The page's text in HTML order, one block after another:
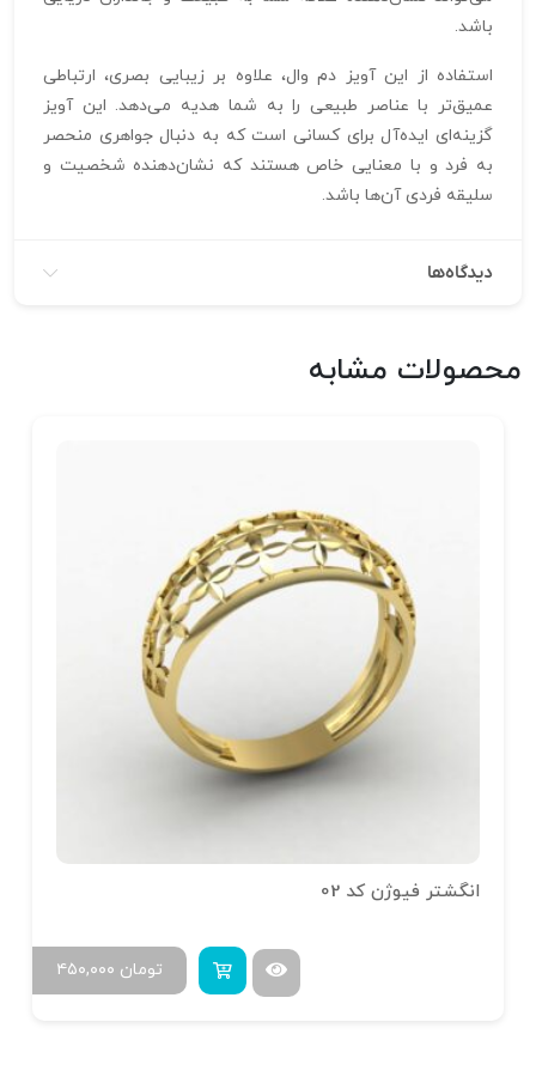
باشد.
استفاده از این آویز دم وال، علاوه بر زیبایی بصری، ارتباطی
عمیق‌تر با عناصر طبیعی را به شما هدیه می‌دهد. این آویز
گزینه‌ای ایده‌آل برای کسانی است که به دنبال جواهری منحصر
به فرد و با معنایی خاص هستند که نشان‌دهنده شخصیت و
سلیقه فردی آن‌ها باشد.
دیدگاه‌ها
محصولات مشابه
انگشتر فیوژن کد 02
۴۵۰,۰۰۰ تومان